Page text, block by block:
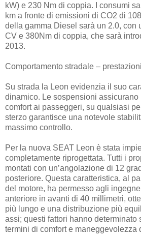
kW) e 230 Nm di coppia. I consumi
km a fronte di emissioni di CO2 di
della gamma Diesel sarà un 2.0, con
CV e 380Nm di coppia, che sarà
2013.
Comportamento stradale –
Su strada la Leon evidenzia il suo
dinamico. Le sospensioni
comfort ai passeggeri, su qualsiasi
sterzo garantisce una notevole
massimo controllo.
Per la nuova SEAT Leon è stata
completamente riprogettata. Tutti i
montati con un’angolazione di 12
posteriore. Questa caratteristica, al
del motore, ha permesso agli
anteriore in avanti di 40 millimetri,
più lungo e una distribuzione più
assi; questi fattori hanno determinato
termini di comfort e maneggevolezza